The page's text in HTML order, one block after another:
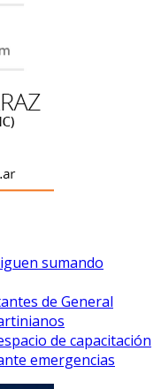
sumando
de General
de capacitación
emergencias